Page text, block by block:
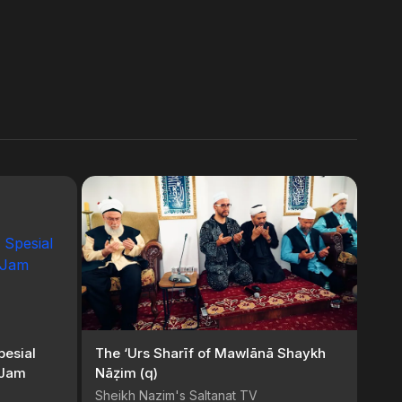
The ‘Urs Sharīf of Mawlānā Shaykh
Nāẓim (q)
Sheikh Nazim's Saltanat TV